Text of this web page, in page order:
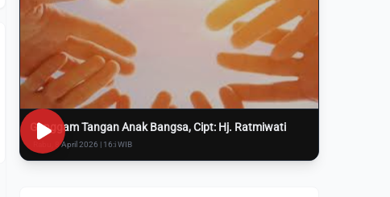
Genggam Tangan Anak Bangsa, Cipt: Hj. Ratmiwati
Rabu, 8 April 2026 | 16:i WIB